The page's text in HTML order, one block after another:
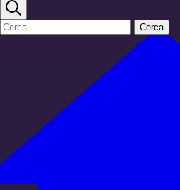
Cerca